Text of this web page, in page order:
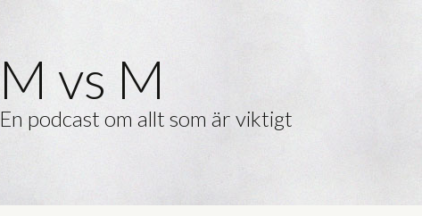
M vs M
En podcast om allt som är viktigt